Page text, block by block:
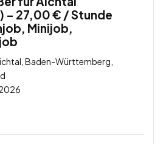
27,00 € / Stunde
Minijob,
Baden-Württemberg,